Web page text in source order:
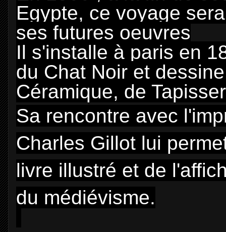
Egypte, ce voyage
ses futures oeuvres
Il s'installe à paris en
du Chat Noir et
Céramique, de
Sa rencontre avec
Charles Gillot lui
livre illustré et de
du médiévisme.